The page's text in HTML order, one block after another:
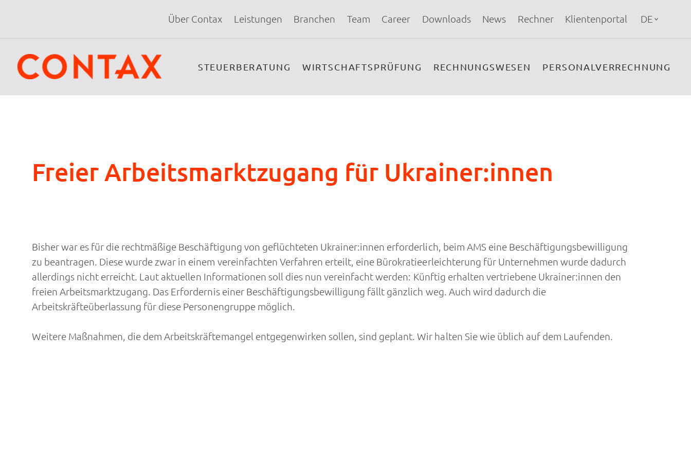
Über Contax Leistungen Branchen Team Career Downloads News Rechner Klientenportal DE
STEUERBERATUNG WIRTSCHAFTSPRÜFUNG RECHNUNGSWESEN PERSONALVERRECHNUNG
Freier Arbeitsmarktzugang für Ukrainer:innen
Bisher war es für die rechtmäßige Beschäftigung von geflüchteten Ukrainer:innen erforderlich, beim AMS eine Beschäftigungsbewilligung
zu beantragen. Diese wurde zwar in einem vereinfachten Verfahren erteilt, eine Bürokratieerleichterung für Unternehmen wurde dadurch
allerdings nicht erreicht. Laut aktuellen Informationen soll dies nun vereinfacht werden: Künftig erhalten vertriebene Ukrainer:innen den
freien Arbeitsmarktzugang. Das Erfordernis einer Beschäftigungsbewilligung fällt gänzlich weg. Auch wird dadurch die
Arbeitskräfteüberlassung für diese Personengruppe möglich.
Weitere Maßnahmen, die dem Arbeitskräftemangel entgegenwirken sollen, sind geplant. Wir halten Sie wie üblich auf dem Laufenden.